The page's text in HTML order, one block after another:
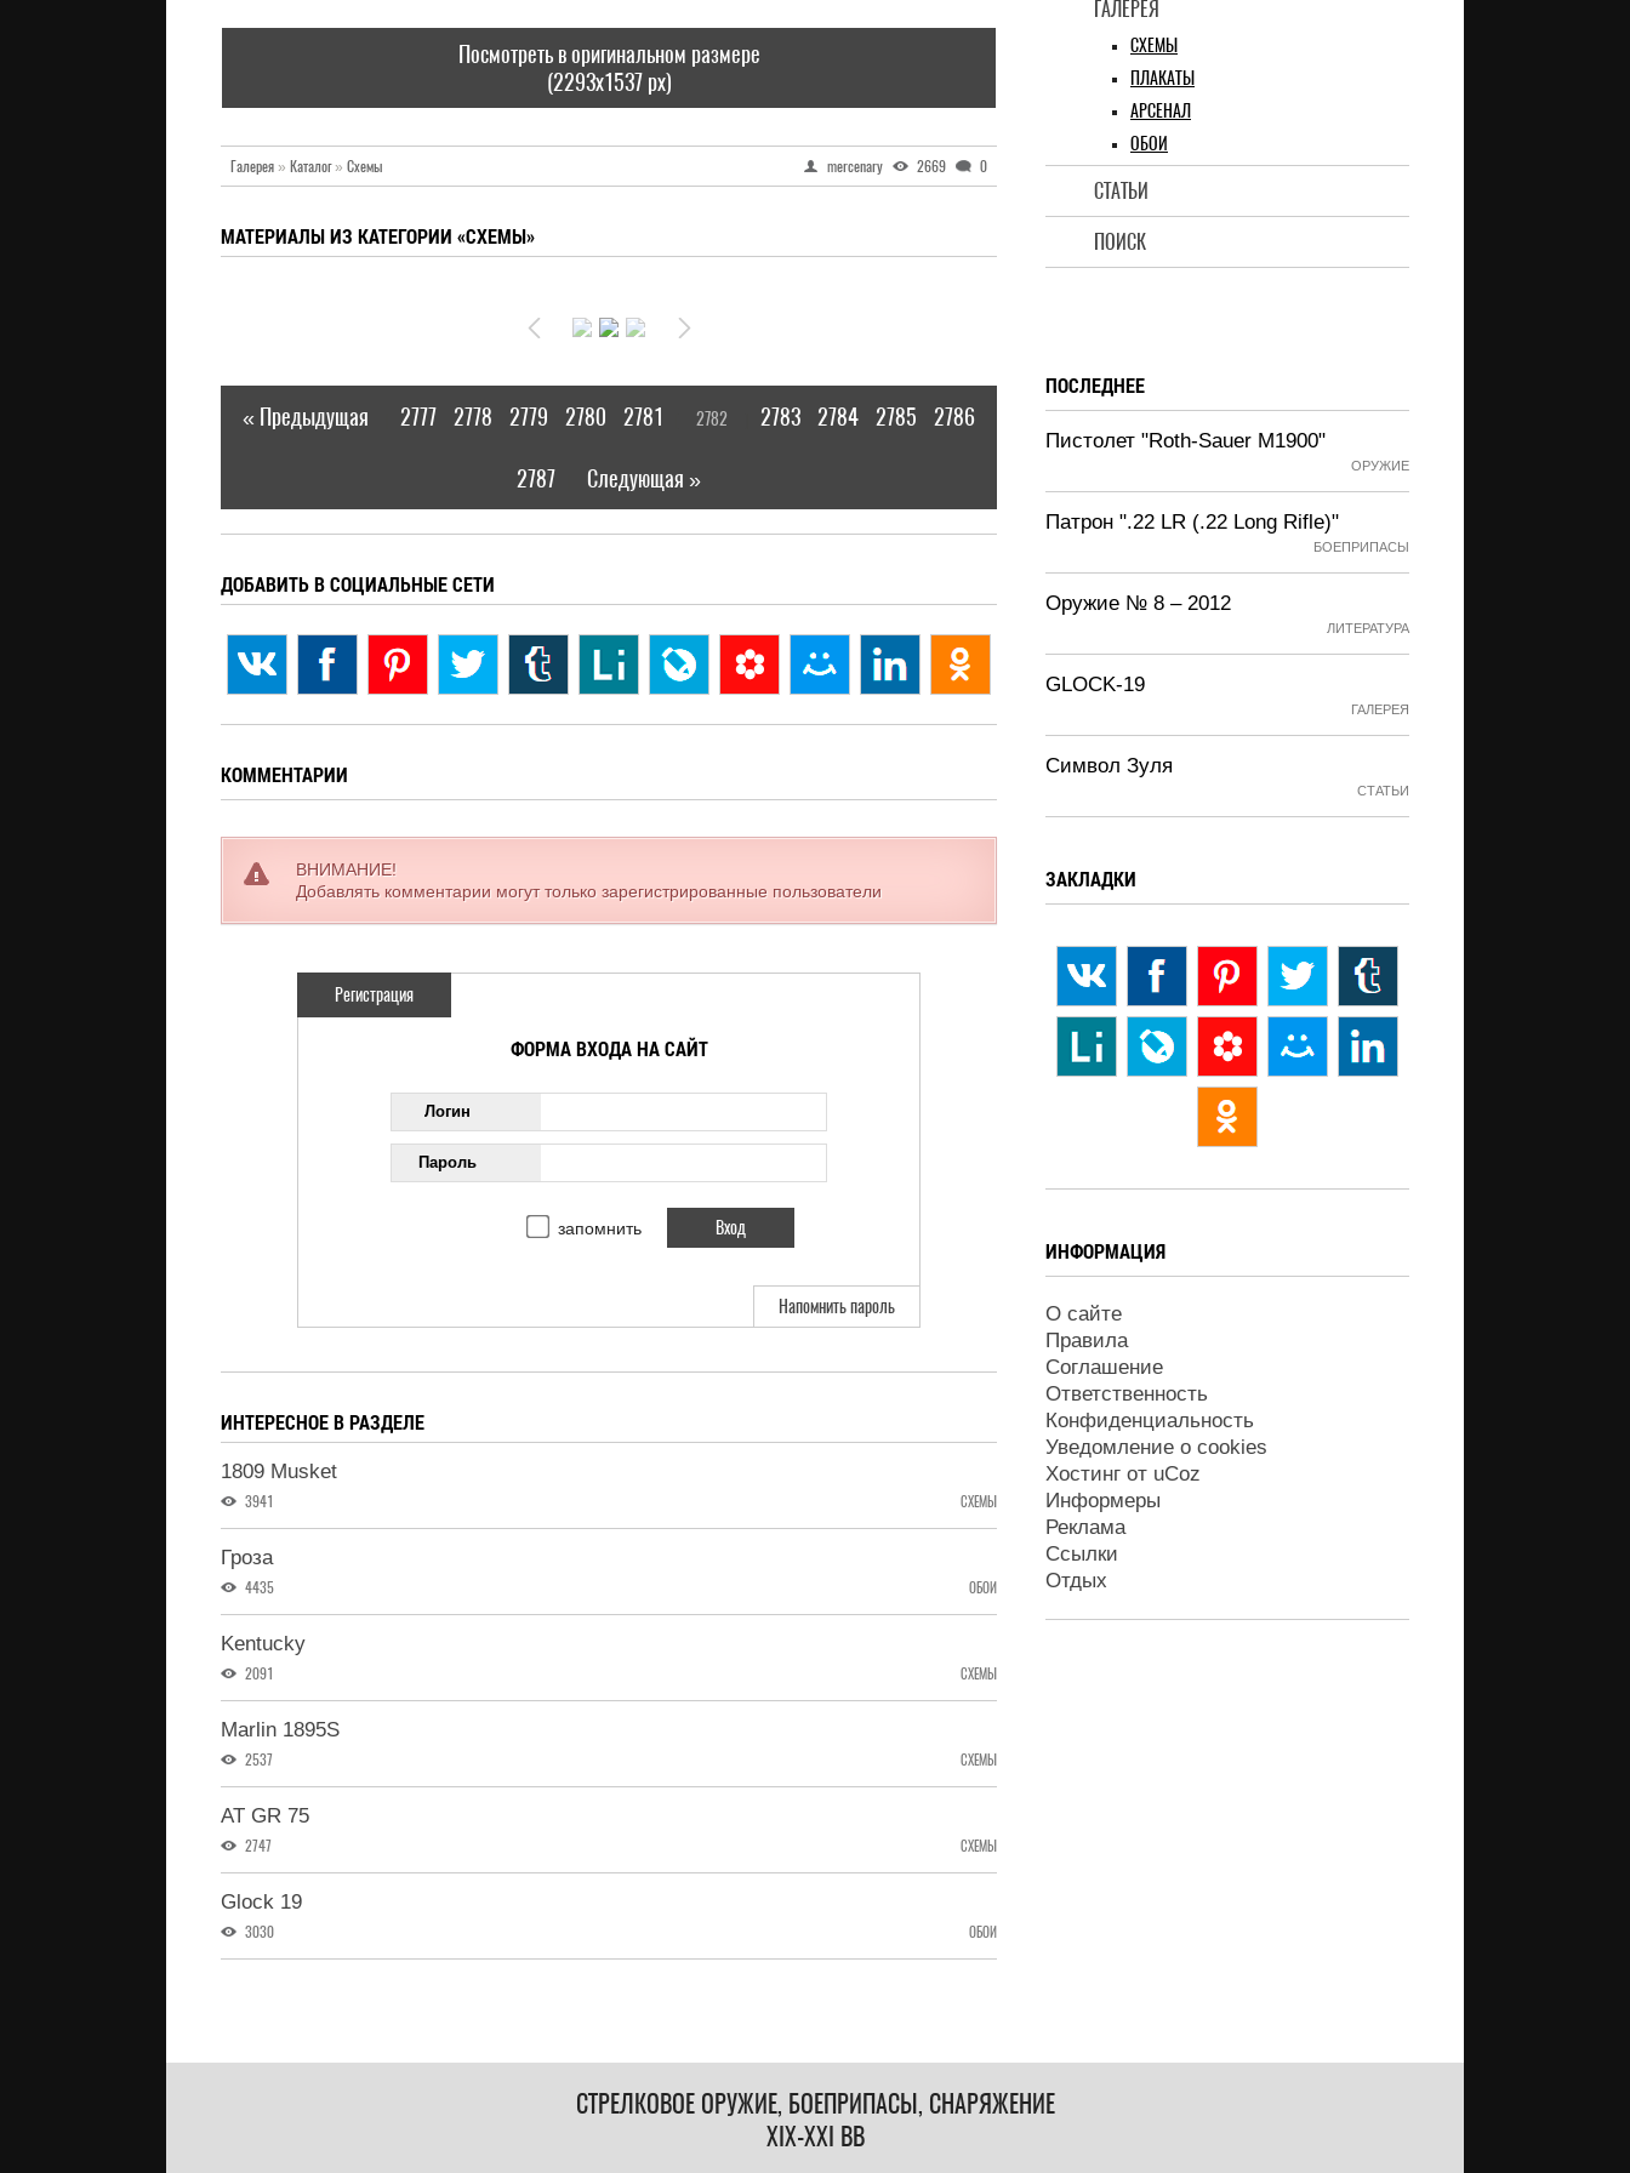
ГАЛЕРЕЯ
СХЕМЫ
ПЛАКАТЫ
АРСЕНАЛ
ОБОИ
СТАТЬИ
ПОИСК
Посмотреть в оригинальном размере
(2293x1537 px)
Галерея» Каталог» Схемы mercenary 2669 0
МАТЕРИАЛЫ ИЗ КАТЕГОРИИ «СХЕМЫ»
« Предыдущая 2777 2778 2779 2780 2781 2782 2783 2784 2785 2786
2787 Следующая »
ДОБАВИТЬ В СОЦИАЛЬНЫЕ СЕТИ
КОММЕНТАРИИ
ВНИМАНИЕ!
Добавлять комментарии могут только зарегистрированные пользователи
Регистрация
ФОРМА ВХОДА НА САЙТ
Логин
Пароль
запомнить
Напомнить пароль
ИНТЕРЕСНОЕ В РАЗДЕЛЕ
1809 Musket
3941 СХЕМЫ
Гроза
4435 ОБОИ
Kentucky
2091 СХЕМЫ
Marlin 1895S
2537 СХЕМЫ
AT GR 75
2747 СХЕМЫ
Glock 19
3030 ОБОИ
ПОСЛЕДНЕЕ
Пистолет "Roth-Sauer M1900"
ОРУЖИЕ
Патрон ".22 LR (.22 Long Rifle)"
БОЕПРИПАСЫ
Оружие № 8 – 2012
ЛИТЕРАТУРА
GLOCK-19
ГАЛЕРЕЯ
Символ Зуля
СТАТЬИ
ЗАКЛАДКИ
ИНФОРМАЦИЯ
О сайте
Правила
Соглашение
Ответственность
Конфиденциальность
Уведомление о cookies
Хостинг от uCoz
Информеры
Реклама
Ссылки
Отдых
СТРЕЛКОВОЕ ОРУЖИЕ, БОЕПРИПАСЫ, СНАРЯЖЕНИЕ
XIX-XXI ВВ